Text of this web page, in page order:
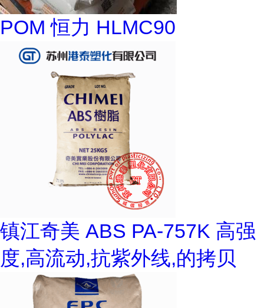
POM 恒力 HLMC90
镇江奇美 ABS PA-757K 高强
度,高流动,抗紫外线,的拷贝